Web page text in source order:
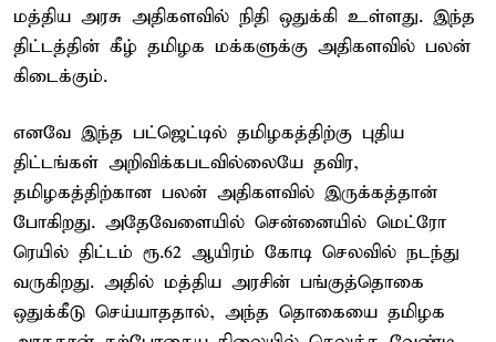
மத்திய அரசு அதிகளவில் நிதி ஒதுக்கி உள்ளது. இந்த
திட்டத்தின் கீழ் தமிழக மக்களுக்கு அதிகளவில் பலன்
கிடைக்கும்.
எனவே இந்த பட்ஜெட்டில் தமிழகத்திற்கு புதிய
திட்டங்கள் அறிவிக்கபடவில்லையே தவிர,
தமிழகத்திற்கான பலன் அதிகளவில் இருக்கத்தான்
போகிறது. அதேவேளையில் சென்னையில் மெட்ரோ
ரெயில் திட்டம் ரூ.62 ஆயிரம் கோடி செலவில் நடந்து
வருகிறது. அதில் மத்திய அரசின் பங்குத்தொகை
ஒதுக்கீடு செய்யாததால், அந்த தொகையை தமிழக